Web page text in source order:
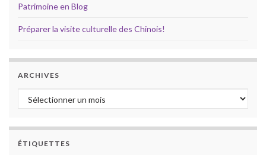
Patrimoine en Blog
Préparer la visite culturelle des Chinois!
ARCHIVES
Archives
ÉTIQUETTES